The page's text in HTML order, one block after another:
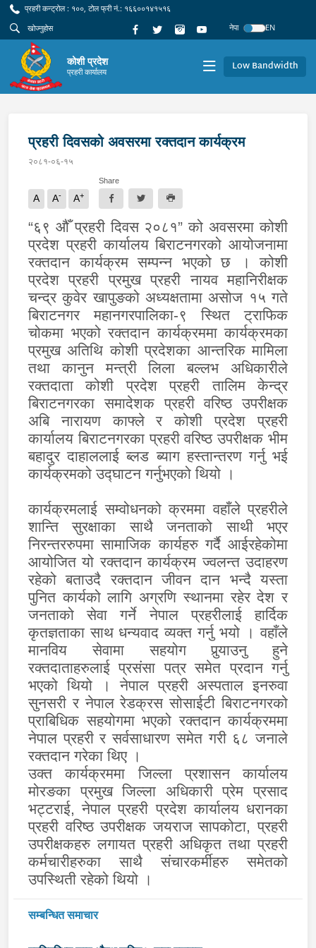
प्रहरी कन्ट्रोल : १००, टोल फ्री नं.: १६६००१४१५१६
नेपा
EN
कोशी प्रदेश
प्रहरी कार्यालय Low Bandwidth
प्रहरी दिवसको अवसरमा रक्तदान कार्यक्रम
२०८१-०६-१५
A A- A+
Share
“६९ औँ प्रहरी दिवस २०८१” को अवसरमा कोशी
प्रदेश प्रहरी कार्यालय बिराटनगरको आयोजनामा
रक्तदान कार्यक्रम सम्पन्न भएको छ । कोशी
प्रदेश प्रहरी प्रमुख प्रहरी नायव महानिरीक्षक
चन्द्र कुवेर खापुङको अध्यक्षतामा असोज १५ गते
बिराटनगर महानगरपालिका-९ स्थित ट्राफिक
चोकमा भएको रक्तदान कार्यक्रममा कार्यक्रमका
प्रमुख अतिथि कोशी प्रदेशका आन्तरिक मामिला
तथा कानुन मन्त्री लिला बल्लभ अधिकारीले
रक्तदाता कोशी प्रदेश प्रहरी तालिम केन्द्र
बिराटनगरका समादेशक प्रहरी वरिष्ठ उपरीक्षक
अबि नारायण काफ्ले र कोशी प्रदेश प्रहरी
कार्यालय बिराटनगरका प्रहरी वरिष्ठ उपरीक्षक भीम
बहादुर दाहाललाई ब्लड ब्याग हस्तान्तरण गर्नु भई
कार्यक्रमको उद्‍घाटन गर्नुभएको थियो ।
कार्यक्रमलाई सम्वोधनको क्रममा वहाँले प्रहरीले
शान्ति सुरक्षाका साथै जनताको साथी भएर
निरन्तररुपमा सामाजिक कार्यहरु गर्दै आईरहेकोमा
आयोजित यो रक्तदान कार्यक्रम ज्वलन्त उदाहरण
रहेको बताउदै रक्तदान जीवन दान भन्दै यस्ता
पुनित कार्यको लागि अग्रणि स्थानमा रहेर देश र
जनताको सेवा गर्ने नेपाल प्रहरीलाई हार्दिक
कृतज्ञताका साथ धन्यवाद व्यक्त गर्नु भयो । वहाँले
मानविय सेवामा सहयोग पुर्‍याउनु हुने
रक्तदाताहरुलाई प्रसंसा पत्र समेत प्रदान गर्नु
भएको थियो । नेपाल प्रहरी अस्पताल इनरुवा
सुनसरी र नेपाल रेडक्रस सोसाईटी बिराटनगरको
प्राबिधिक सहयोगमा भएको रक्तदान कार्यक्रममा
नेपाल प्रहरी र सर्वसाधारण समेत गरी ६८ जनाले
रक्तदान गरेका थिए ।
उक्त कार्यक्रममा जिल्ला प्रशासन कार्यालय
मोरङका प्रमुख जिल्ला अधिकारी प्रेम प्रसाद
भट्टराई, नेपाल प्रहरी प्रदेश कार्यालय धरानका
प्रहरी वरिष्ठ उपरीक्षक जयराज सापकोटा,प्रहरी
उपरीक्षकहरु लगायत प्रहरी अधिकृत तथा प्रहरी
कर्मचारीहरुका साथै संचारकर्मीहरु समेतको
उपस्थिती रहेको थियो ।
सम्बन्धित समाचार